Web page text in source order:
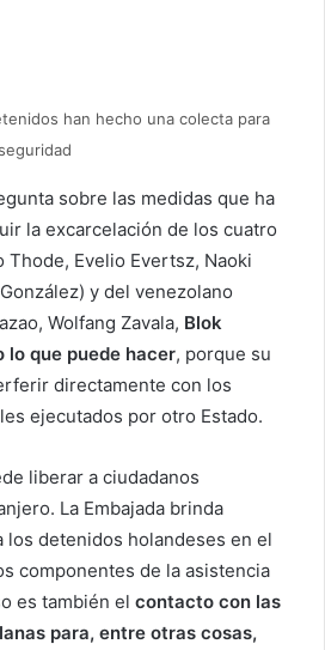
han hecho una colecta para
sobre las medidas que ha
la excarcelación de los cuatro
Thode, Evelio Evertsz, Naoki
y del venezolano
Wolfang Zavala, Blok
lo que puede hacer, porque su
directamente con los
ejecutados por otro Estado.
liberar a ciudadanos
La Embajada brinda
los detenidos holandeses en el
componentes de la asistencia
es también el contacto con las
para, entre otras cosas,